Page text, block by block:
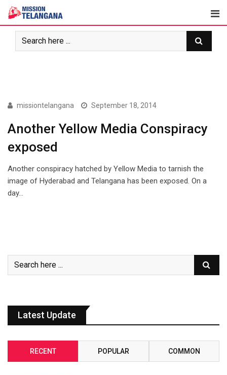
Skip
content
COVER STORY
missiontelangana September 18, 2014
Another Yellow Media Conspiracy
exposed
Another conspiracy hatched by Yellow Media to tarnish the
image of Hyderabad and Telangana has been exposed. On a
day…
Latest Update
RECENT POPULAR COMMON